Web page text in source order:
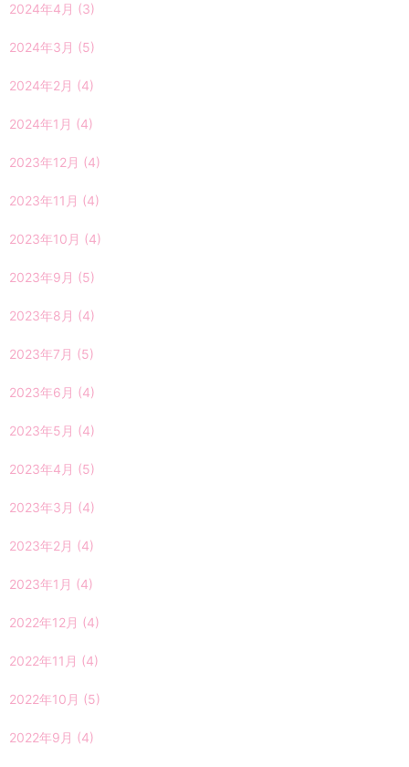
2024年4月 (3)
2024年3月 (5)
2024年2月 (4)
2024年1月 (4)
2023年12月 (4)
2023年11月 (4)
2023年10月 (4)
2023年9月 (5)
2023年8月 (4)
2023年7月 (5)
2023年6月 (4)
2023年5月 (4)
2023年4月 (5)
2023年3月 (4)
2023年2月 (4)
2023年1月 (4)
2022年12月 (4)
2022年11月 (4)
2022年10月 (5)
2022年9月 (4)